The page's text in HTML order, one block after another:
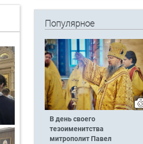
Популярное
В день своего
тезоименитства
митрополит Павел